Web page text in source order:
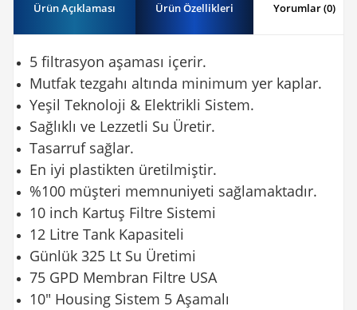
Ürün Açıklaması Ürün Özellikleri Yorumlar (0)
5 filtrasyon aşaması içerir.
Mutfak tezgahı altında minimum yer kaplar.
Yeşil Teknoloji & Elektrikli Sistem.
Sağlıklı ve Lezzetli Su Üretir.
Tasarruf sağlar.
En iyi plastikten üretilmiştir.
%100 müşteri memnuniyeti sağlamaktadır.
10 inch Kartuş Filtre Sistemi
12 Litre Tank Kapasiteli
Günlük 325 Lt Su Üretimi
75 GPD Membran Filtre USA
10" Housing Sistem 5 Aşamalı